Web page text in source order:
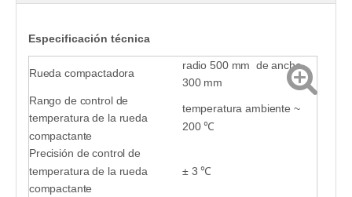
Especificación técnica
Rueda compactadora
radio 500 mm de ancho
300 mm
Rango de control de
temperatura de la rueda
compactante
temperatura ambiente ~
200 ℃
Precisión de control de
temperatura de la rueda
compactante
± 3 ℃